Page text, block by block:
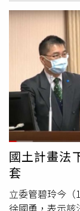
補助、津貼、獎
被追討；各政
給予人民的救
上第二項保護
動基準法》、
拉克風災重建特
都有相同的立
要讓人民受到
「這一次防疫工
援手，今天紓困
和你們站在一起
讓「救命錢可以
國土計畫法
套
立委管碧玲今
徐國勇，表示該